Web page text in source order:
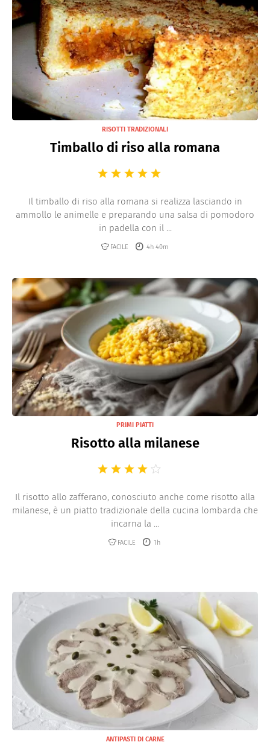
RISOTTI TRADIZIONALI
Timballo di riso alla romana
Il timballo di riso alla romana si realizza lasciando in
ammollo le animelle e preparando una salsa di pomodoro
in padella con il ...
FACILE 4h 40m
PRIMI PIATTI
Risotto alla milanese
Il risotto allo zafferano, conosciuto anche come risotto alla
milanese, è un piatto tradizionale della cucina lombarda che
incarna la ...
FACILE 1h
ANTIPASTI DI CARNE